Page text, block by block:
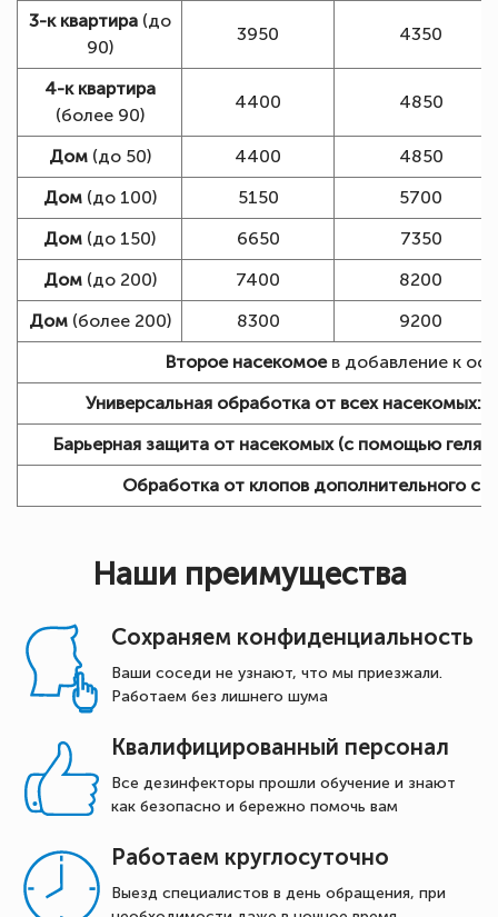
3-к квартира(до
90)
3950 4350
4-к квартира
(более 90)
4400 4850
Дом(до 50) 4400
4850
Дом(до 100) 5150
5700
Дом (до 150) 6650
7350
Дом(до 200) 7400
8200
Дом(более 200) 8300
9200
Второе насекомоев добавление к
Универсальная обработка от всех насекомых:
Барьерная защита от насекомых (с помощью геля):
Обработка от клопов дополнительного
Наши преимущества
Сохраняем конфиденциальность
Ваши соседи не узнают, что мы приезжали.
Работаем без лишнего шума
Квалифицированный персонал
Все дезинфекторы прошли обучение и знают
как безопасно и бережно помочь вам
Работаем круглосуточно
Выезд специалистов в день обращения, при